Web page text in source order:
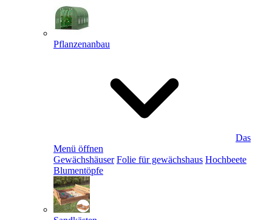
Pflanzenanbau
Das
Menü öffnen
Gewächshäuser Folie für gewächshaus Hochbeete
Blumentöpfe